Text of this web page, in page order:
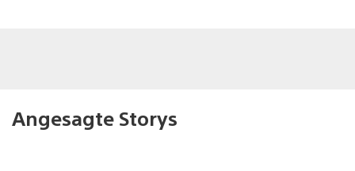
Angesagte Storys